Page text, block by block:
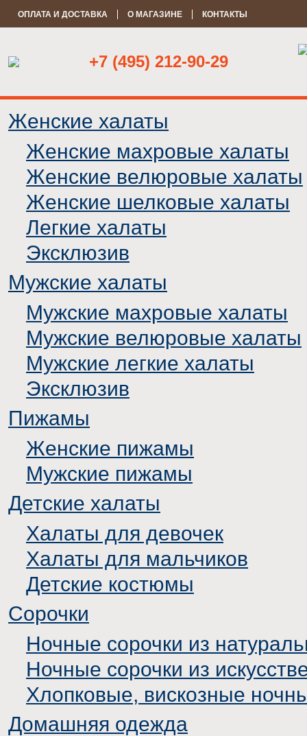
ОПЛАТА И ДОСТАВКА О МАГАЗИНЕ КОНТАКТЫ
+7 (495) 212-90-29
Женские халаты
Женские махровые халаты
Женские велюровые халаты
Женские шелковые халаты
Легкие халаты
Эксклюзив
Мужские халаты
Мужские махровые халаты
Мужские велюровые халаты
Мужские легкие халаты
Эксклюзив
Пижамы
Женские пижамы
Мужские пижамы
Детские халаты
Халаты для девочек
Халаты для мальчиков
Детские костюмы
Сорочки
Ночные сорочки из
Ночные сорочки из
Хлопковые, вискозные
Домашняя одежда